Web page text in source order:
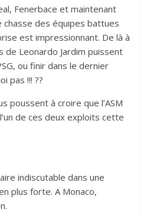
Fenerbace et maintenant
des équipes battues
est impressionnant. De là à
de Leonardo Jardim puissent
ou finir dans le dernier
pas !!! ??
poussent à croire que l’ASM
de ces deux exploits cette
indiscutable dans une
plus forte. A Monaco,